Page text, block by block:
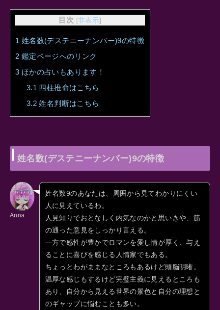
目次 [非表示]
1 姓名数(デステニーナンバー)9の特徴
2 鑑定ページへのリンク
3 ほかの占いもあります！
3.1 四柱推命はこちら
3.2 姓名判断はこちら
姓名数(デステニーナンバー)9の特徴
Anna
姓名数9のあなたは、周囲から見てわかりにくい
人に見えているわ。
人見知りでおとなしく内気なのかと思いきや、筋
の通った意見をしっかり言える。
一方で感性が豊かでロマンを愛し情が厚く、与え
ることに喜びを感じる人情家でもある。
ちょっとわがままなところもあるけど頭脳明晰。
温厚な感じもするけど完璧主義に見えるところも
あり、自分から見える世界の景色と自分の理想と
のギャップに悩むことも多い。